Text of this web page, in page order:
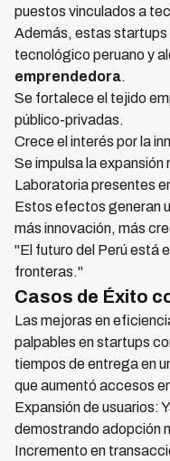
puestos vinculados a
Además, estas startups
tecnológico peruano y
emprendedora.
Se fortalece el tejido
público-privadas.
Crece el interés por la
Se impulsa la
Laboratoria presentes
Estos efectos generan
más innovación, más
"El futuro del Perú está
fronteras."
Casos de Éxito
Las mejoras en
palpables en startups
tiempos de entrega en
que aumentó accesos
Expansión de usuarios:
demostrando adopción
Incremento en